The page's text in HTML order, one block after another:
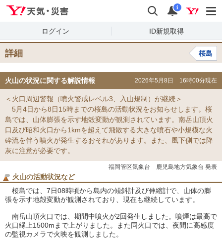
検索 通知
i
ログイン ID新規取得
詳細 桜島
火山の状況に関する解説情報 2026年5月8日 16時00分現在
＜火口周辺警報（噴火警戒レベル3、入山規制）が継続＞
5月4日から8日15時までの桜島の活動状況をお知らせします。桜
島では、山体膨張を示す地殻変動が観測されています。南岳山頂火
口及び昭和火口から1kmを超えて飛散する大きな噴石や小規模な火
砕流を伴う噴火が発生するおそれがあります。また、風下側では降
灰に注意が必要です。
福岡管区気象台 鹿児島地方気象台 発表
火山の活動状況など
桜島では、7日08時頃から島内の傾斜計及び伸縮計で、山体の膨
張を示す地殻変動が観測されており、現在も継続しています。
南岳山頂火口では、期間中噴火が2回発生しました。噴煙は最高で
火口縁上1500mまで上がりました。また同火口では、夜間に高感度
の監視カメラで火映を観測しました。